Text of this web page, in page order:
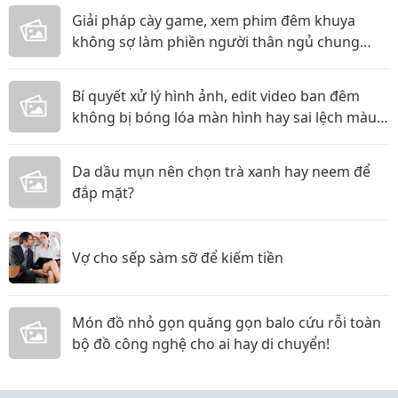
Giải pháp cày game, xem phim đêm khuya
không sợ làm phiền người thân ngủ chung
Bí quyết xử lý hình ảnh, edit video ban đêm
không bị bóng lóa màn hình hay sai lệch màu
Da dầu mụn nên chọn trà xanh hay neem để
đắp mặt?
Vợ cho sếp sàm sỡ để kiếm tiền
Món đồ nhỏ gọn quăng gọn balo cứu rỗi toàn
bộ đồ công nghệ cho ai hay di chuyển!